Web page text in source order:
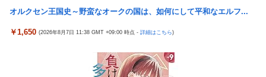
う
【NBA】エンビードが新シーズンに向けての好調ぶりを披露 な
鈴木奈々「垂れてたバストが上がった！」「今が一番バスト大き
い！」下着姿で豊満な美バストを披露
オルクセン王国史～野蛮なオークの国は、如何にして平和なエルフ...
￥1,650 (2026年8月7日 11:38 GMT +09:00 時点 - 詳細はこちら)